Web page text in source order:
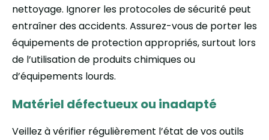
nettoyage. Ignorer les protocoles de sécurité peut
entraîner des accidents. Assurez-vous de porter les
équipements de protection appropriés, surtout lors
de l’utilisation de produits chimiques ou
d’équipements lourds.
Matériel défectueux ou inadapté
Veillez à vérifier régulièrement l’état de vos outils